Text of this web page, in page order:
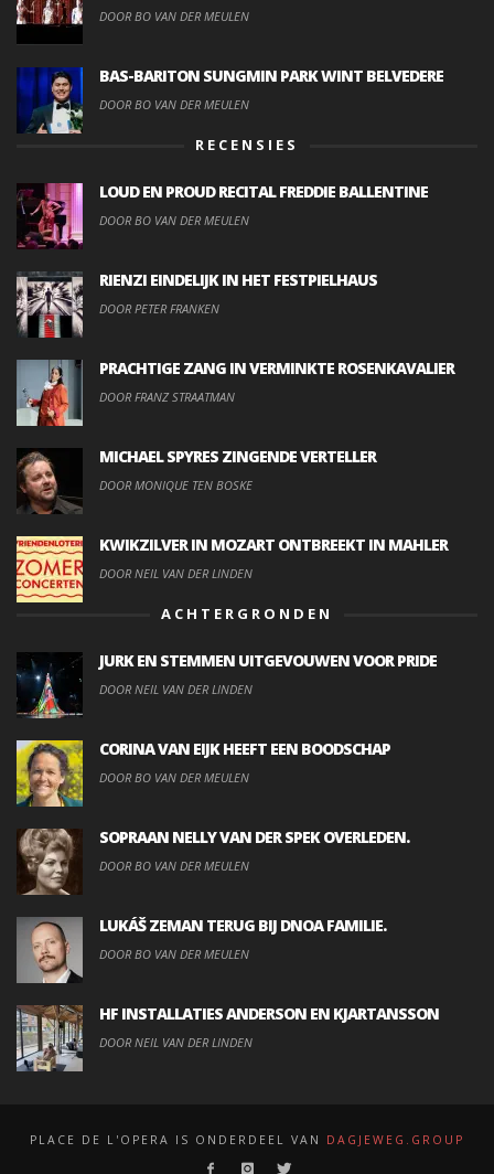
DOOR BO VAN DER MEULEN
BAS-BARITON SUNGMIN PARK WINT BELVEDERE
DOOR BO VAN DER MEULEN
RECENSIES
LOUD EN PROUD RECITAL FREDDIE BALLENTINE
DOOR BO VAN DER MEULEN
RIENZI EINDELIJK IN HET FESTPIELHAUS
DOOR PETER FRANKEN
PRACHTIGE ZANG IN VERMINKTE ROSENKAVALIER
DOOR FRANZ STRAATMAN
MICHAEL SPYRES ZINGENDE VERTELLER
DOOR MONIQUE TEN BOSKE
KWIKZILVER IN MOZART ONTBREEKT IN MAHLER
DOOR NEIL VAN DER LINDEN
ACHTERGRONDEN
JURK EN STEMMEN UITGEVOUWEN VOOR PRIDE
DOOR NEIL VAN DER LINDEN
CORINA VAN EIJK HEEFT EEN BOODSCHAP
DOOR BO VAN DER MEULEN
SOPRAAN NELLY VAN DER SPEK OVERLEDEN.
DOOR BO VAN DER MEULEN
LUKÁŠ ZEMAN TERUG BIJ DNOA FAMILIE.
DOOR BO VAN DER MEULEN
HF INSTALLATIES ANDERSON EN KJARTANSSON
DOOR NEIL VAN DER LINDEN
PLACE DE L'OPERA IS ONDERDEEL VAN DAGJEWEG.GROUP